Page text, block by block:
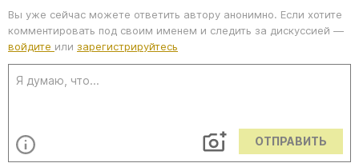
Вы уже сейчас можете ответить автору анонимно. Если хотите
комментировать под своим именем и следить за дискуссией —
войдите или зарегистрируйтесь
ОТПРАВИТЬ